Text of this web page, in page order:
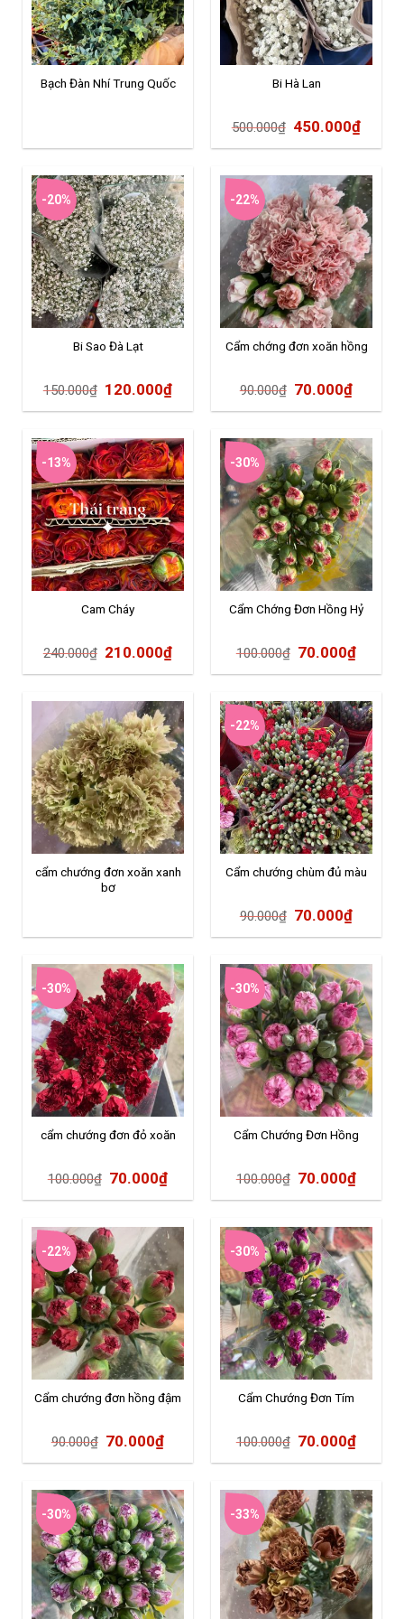
Bạch Đàn Nhí Trung Quốc Bi Hà Lan
500.000₫ 450.000₫
-20%
Bi Sao Đà Lạt
150.000₫ 120.000₫
-22%
Cẩm chớng đơn xoăn hồng
90.000₫ 70.000₫
-13%
Cam Cháy
240.000₫ 210.000₫
-30%
Cẩm Chớng Đơn Hồng Hỷ
100.000₫ 70.000₫
cẩm chướng đơn xoăn xanh
bơ
-22%
Cẩm chướng chùm đủ màu
90.000₫ 70.000₫
-30%
cẩm chướng đơn đỏ xoăn
100.000₫ 70.000₫
-30%
Cẩm Chướng Đơn Hồng
100.000₫ 70.000₫
-22%
Cẩm chướng đơn hồng đậm
90.000₫ 70.000₫
-30%
Cẩm Chướng Đơn Tím
100.000₫ 70.000₫
-30% -33%